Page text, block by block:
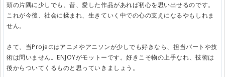
頭の片隅に少しでも、昔、愛した作品があれば初心を思い出せるのです。
これが今後、社会に揉まれ、生きていく中での心の支えになるやもしれま
せん。
さて、当Projectはアニメやアニソンが少しでも好きなら、担当パートや技
術は問いません。ENJOYがモットーです。好きこそ物の上手なれ、技術は
後からついてくるものと思っていきましょう。